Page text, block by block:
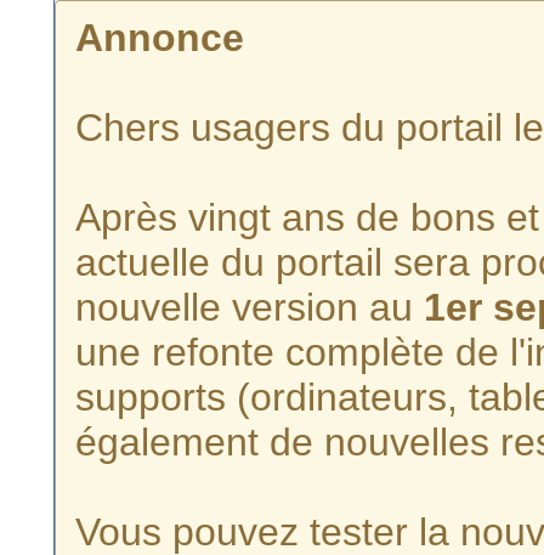
Annonce
Chers usagers du portail
Après vingt ans de bons
actuelle du portail sera
nouvelle version au 1er
une refonte complète de
supports (ordinateurs,
également de nouvelles
Vous pouvez tester la